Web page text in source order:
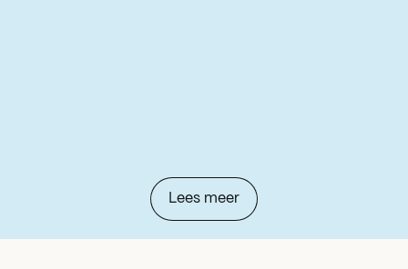
Lees meer